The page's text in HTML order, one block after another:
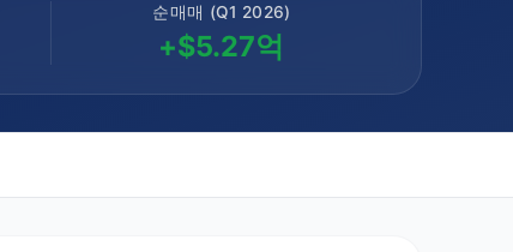
순매매 (Q1 2026)
+$5.27억